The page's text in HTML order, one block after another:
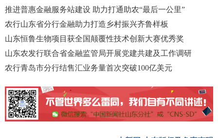
推进普惠金融服务站建设 助力打通助农“最后一公里”
农行山东省分行金融助力打造乡村振兴齐鲁样板
山东恒鲁生物项目获全国颠覆性技术创新大赛优秀奖
山东农发行联合省金融监管局开展党建共建及工作调研
农行青岛市分行结售汇业务量首次突破100亿美元